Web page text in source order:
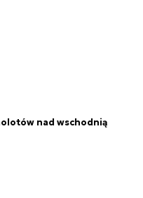
nad wschodnią